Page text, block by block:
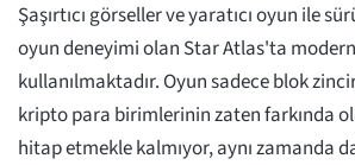
Şaşırtıcı görseller ve yaratıcı oyun ile
oyun deneyimi olan Star Atlas'ta
kullanılmaktadır. Oyun sadece blok
kripto para birimlerinin zaten farkında
hitap etmekle kalmıyor, aynı zamanda